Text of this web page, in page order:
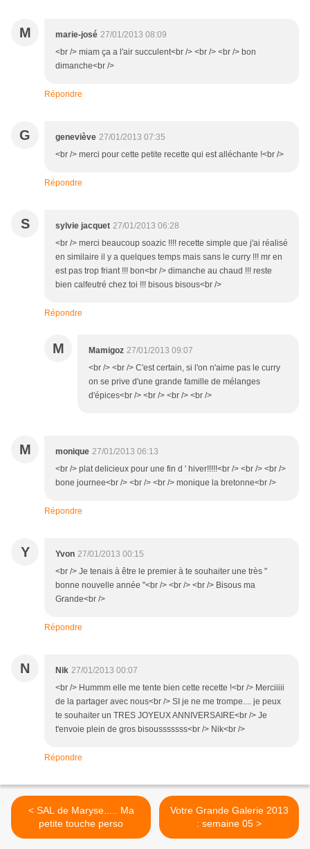
M marie-josé 27/01/2013 08:09
<br /> miam ça a l'air succulent<br /> <br /> <br /> bon
dimanche<br />
Répondre
G geneviève 27/01/2013 07:35
<br /> merci pour cette petite recette qui est alléchante !<br />
Répondre
S sylvie jacquet 27/01/2013 06:28
<br /> merci beaucoup soazic !!!! recette simple que j'ai réalisé
en similaire il y a quelques temps mais sans le curry !!! mr en
est pas trop friant !!! bon<br /> dimanche au chaud !!! reste
bien calfeutré chez toi !!! bisous bisous<br />
Répondre
M Mamigoz 27/01/2013 09:07
<br /> <br /> C'est certain, si l'on n'aime pas le curry
on se prive d'une grande famille de mélanges
d'épices<br /> <br /> <br /> <br />
M monique 27/01/2013 06:13
<br /> plat delicieux pour une fin d ' hiver!!!!!<br /> <br /> <br />
bone journee<br /> <br /> <br /> monique la bretonne<br />
Répondre
Y Yvon 27/01/2013 00:15
<br /> Je tenais à être le premier à te souhaiter une très "
bonne nouvelle année "<br /> <br /> <br /> Bisous ma
Grande<br />
Répondre
N Nik 27/01/2013 00:07
<br /> Hummm elle me tente bien cette recette !<br /> Merciiiii
de la partager avec nous<br /> SI je ne me trompe.... je peux
te souhaiter un TRES JOYEUX ANNIVERSAIRE<br /> Je
t'envoie plein de gros bisousssssss<br /> Nik<br />
Répondre
< SAL de Maryse..... Ma
petite touche perso
Votre Grande Galerie 2013
: semaine 05 >